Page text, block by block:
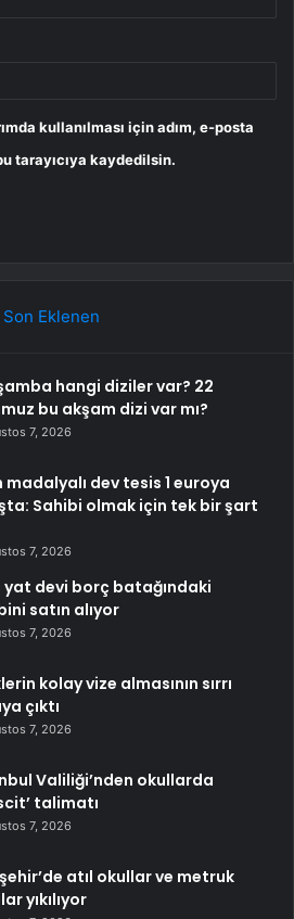
kullanılması için adım, e-posta
tarayıcıya kaydedilsin.
Son Eklenen
hangi diziler var? 22
bu akşam dizi var mı?
7, 2026
madalyalı dev tesis 1 euroya
Sahibi olmak için tek bir şart
7, 2026
yat devi borç batağındaki
satın alıyor
7, 2026
kolay vize almasının sırrı
çıktı
7, 2026
Valiliği’nden okullarda
talimatı
7, 2026
atıl okullar ve metruk
yıkılıyor